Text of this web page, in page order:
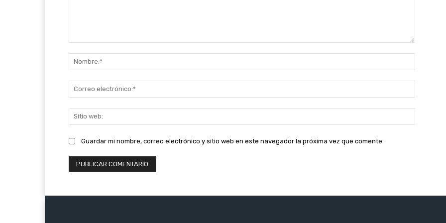
web:
Guardar mi nombre, correo electrónico y sitio web en este navegador la próxima vez que comente.